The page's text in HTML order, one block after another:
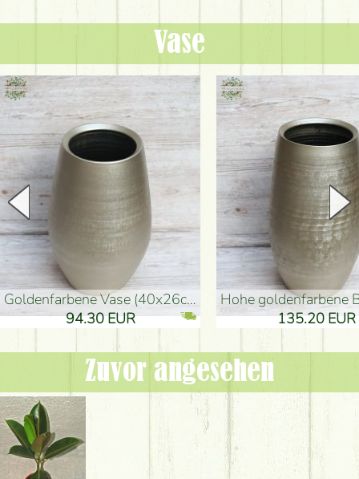
Vase
goldenfarbene Vase (40x26cm)
94.30 EUR
hohe goldenfarbene
135.20 EUR
Zuvor angesehen